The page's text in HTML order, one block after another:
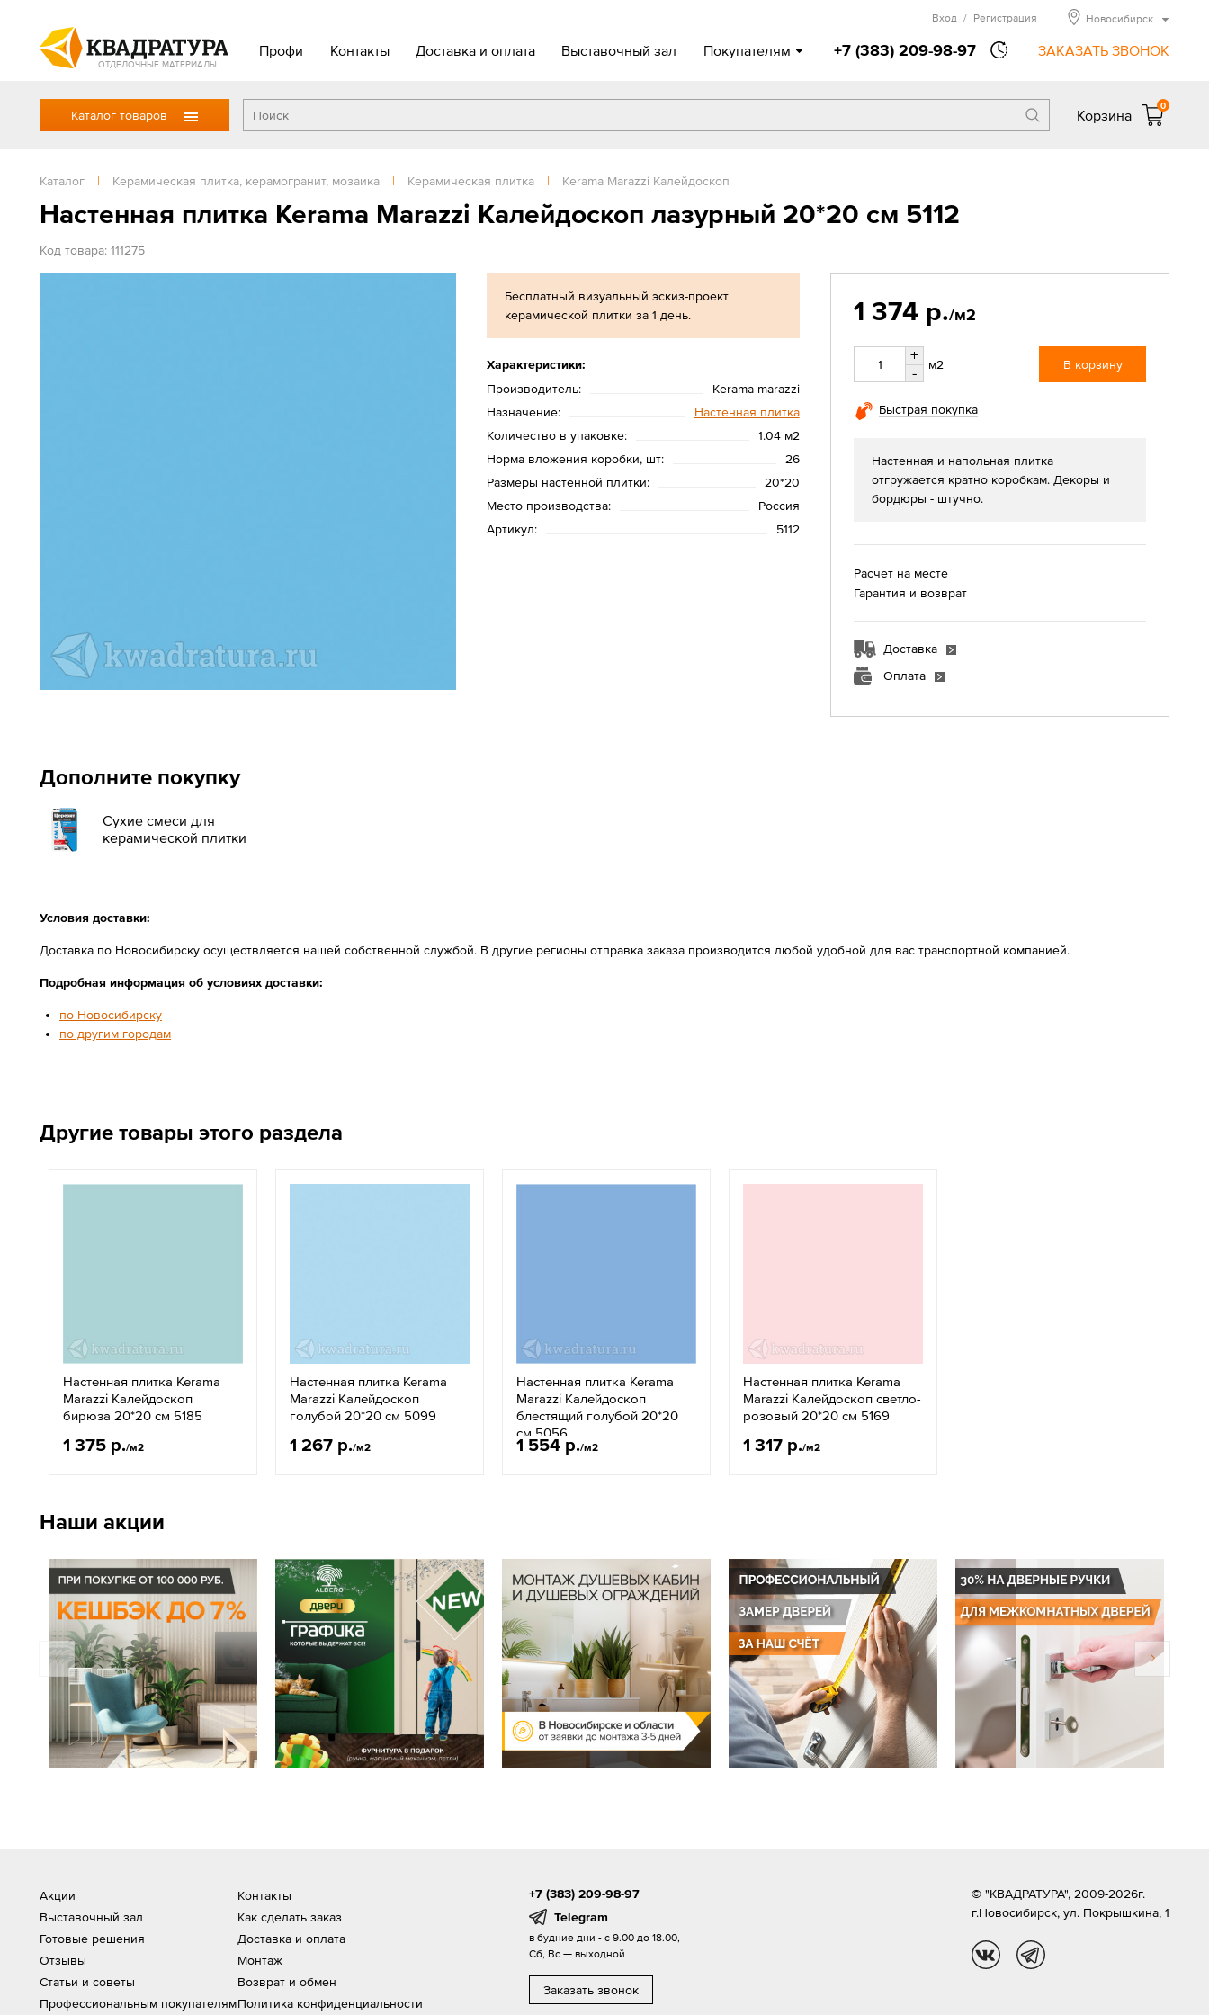
ОТДЕЛОЧНЫЕ МАТЕРИАЛЫ
Профи Контакты Доставка и оплата Выставочный зал Покупателям +7 (383) 209-98-97 ЗАКАЗАТЬ ЗВОНОК
Вход / Регистрация Новосибирск
Каталог товаров Корзина
0
Каталог | Керамическая плитка, керамогранит, мозаика | Керамическая плитка | Kerama Marazzi Калейдоскоп
Настенная плитка Kerama Marazzi Калейдоскоп лазурный 20*20 см 5112
Код товара: 111275
Бесплатный визуальный эскиз-проект
керамической плитки за 1 день.
Характеристики:
Производитель:
Kerama marazzi
Назначение:
Настенная плитка
Количество в упаковке:
1.04 м2
Норма вложения коробки, шт:
26
Размеры настенной плитки:
20*20
Место производства:
Россия
Артикул:
5112
1 374 р./м2
+
-
м2 В корзину
Быстрая покупка
Настенная и напольная плитка
отгружается кратно коробкам. Декоры и
бордюры - штучно.
Расчет на месте
Гарантия и возврат
Доставка
Оплата
Дополните покупку
Сухие смеси для
керамической плитки
Условия доставки:
Доставка по Новосибирску осуществляется нашей собственной службой. В другие регионы отправка заказа производится любой удобной для вас транспортной компанией.
Подробная информация об условиях доставки:
по Новосибирску
по другим городам
Другие товары этого раздела
Настенная плитка Kerama
Marazzi Калейдоскоп
бирюза 20*20 см 5185
1 375 р./м2
Настенная плитка Kerama
Marazzi Калейдоскоп
голубой 20*20 см 5099
1 267 р./м2
Настенная плитка Kerama
Marazzi Калейдоскоп
блестящий голубой 20*20
см 5056
1 554 р./м2
Настенная плитка Kerama
Marazzi Калейдоскоп светло-
розовый 20*20 см 5169
1 317 р./м2
Наши акции
Акции
Выставочный зал
Готовые решения
Отзывы
Статьи и советы
Профессиональным покупателям
Контакты
Как сделать заказ
Доставка и оплата
Монтаж
Возврат и обмен
Политика конфиденциальности
+7 (383) 209-98-97
Telegram
в будние дни - с 9.00 до 18.00,
Сб, Вс — выходной
Заказать звонок
© "КВАДРАТУРА", 2009-2026г.
г.Новосибирск, ул. Покрышкина, 1